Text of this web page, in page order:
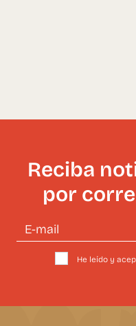
Reciba
por
He leído y